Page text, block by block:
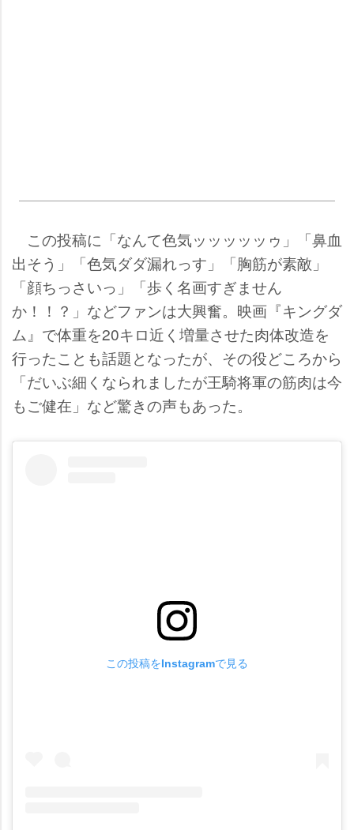
この投稿に「なんて色気ッッッッッゥ」「鼻血
出そう」「色気ダダ漏れっす」「胸筋が素敵」
「顔ちっさいっ」「歩く名画すぎません
か！！？」などファンは大興奮。映画『キングダ
ム』で体重を20キロ近く増量させた肉体改造を
行ったことも話題となったが、その役どころから
「だいぶ細くなられましたが王騎将軍の筋肉は今
もご健在」など驚きの声もあった。
この投稿をInstagramで見る